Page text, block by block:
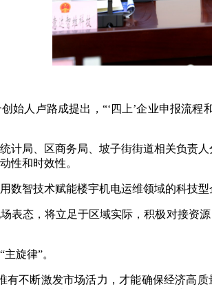
始人卢路成提出，“‘四上’企业申报流
计局、区商务局、坡子街街道相关负责
性和时效性。
数智技术赋能楼宇机电运维领域的科技
表态，将立足于区域实际，积极对接资
旋律”。
有不断激发市场活力，才能确保经济高